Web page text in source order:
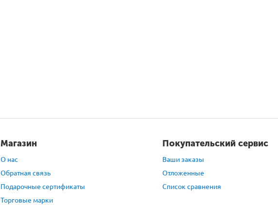
Магазин
О нас
Обратная связь
Подарочные сертификаты
Торговые марки
Покупательский сервис
Ваши заказы
Отложенные
Список сравнения